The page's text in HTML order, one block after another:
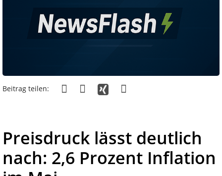
Beitrag teilen:
Preisdruck lässt deutlich
nach: 2,6 Prozent Inflation